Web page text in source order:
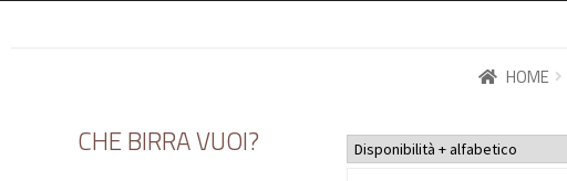
HOME
CHE BIRRA VUOI?